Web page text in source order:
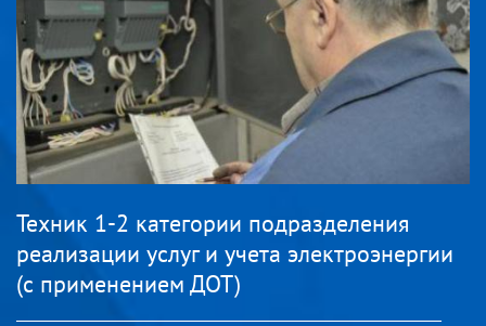
Техник 1-2 категории подразделения
реализации услуг и учета электроэнергии
(с применением ДОТ)